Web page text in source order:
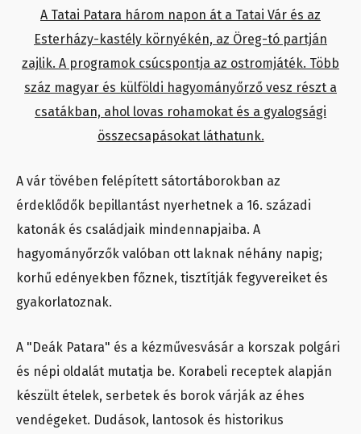
A Tatai Patara három napon át a Tatai Vár és az
Esterházy-kastély környékén, az Öreg-tó partján
zajlik. A programok csúcspontja az ostromjáték. Több
száz magyar és külföldi hagyományőrző vesz részt a
csatákban, ahol lovas rohamokat és a gyalogsági
összecsapásokat láthatunk.
A vár tövében felépített sátortáborokban az
érdeklődők bepillantást nyerhetnek a 16. századi
katonák és családjaik mindennapjaiba. A
hagyományőrzők valóban ott laknak néhány napig;
korhű edényekben főznek, tisztítják fegyvereiket és
gyakorlatoznak.
A "Deák Patara" és a kézművesvásár a korszak polgári
és népi oldalát mutatja be. Korabeli receptek alapján
készült ételek, serbetek és borok várják az éhes
vendégeket. Dudások, lantosok és historikus